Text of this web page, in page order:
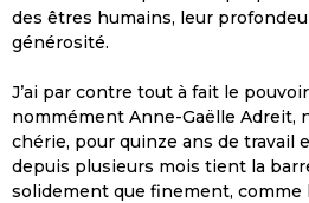
des êtres humains, leur
générosité.
J’ai par contre tout à fait le
nommément Anne-Gaëlle Adreit,
chérie, pour quinze ans de travail
depuis plusieurs mois tient la
solidement que finement, comme